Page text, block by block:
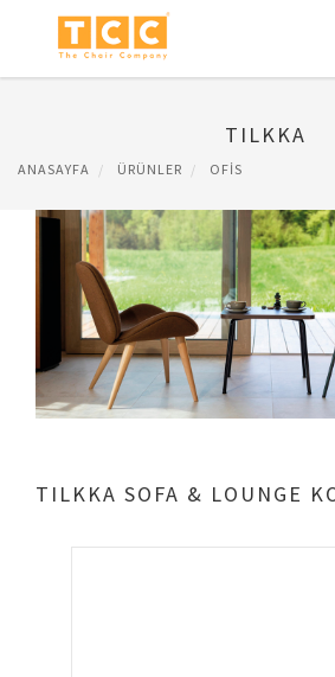
TILKKA
ANASAYFA ÜRÜNLER OFIS
TILKKA SOFA & LOUNGE